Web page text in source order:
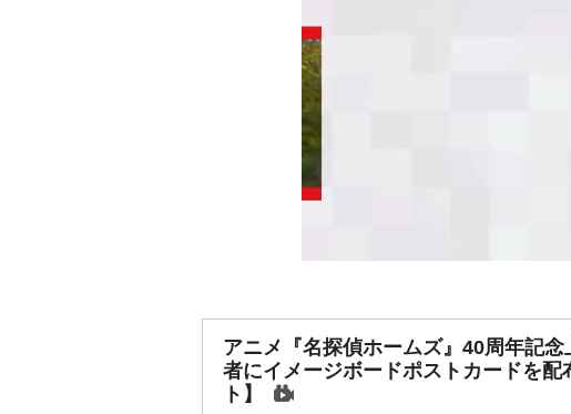
アニメ『名探偵ホームズ』40周年記
者にイメージボードポストカードを配
ト】